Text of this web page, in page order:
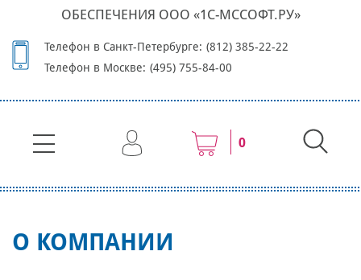
ОБЕСПЕЧЕНИЯ ООО «1С-МССОФТ.РУ»
Телефон в Санкт-Петербурге: (812) 385-22-22
Телефон в Москве: (495) 755-84-00
0
О КОМПАНИИ